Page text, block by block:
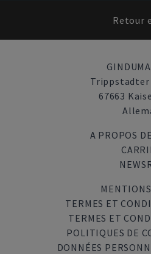
Retour
Trippstadter
67663
A PROPOS
TERMES ET
TERMES ET
POLITIQUES DE
DONNÉES